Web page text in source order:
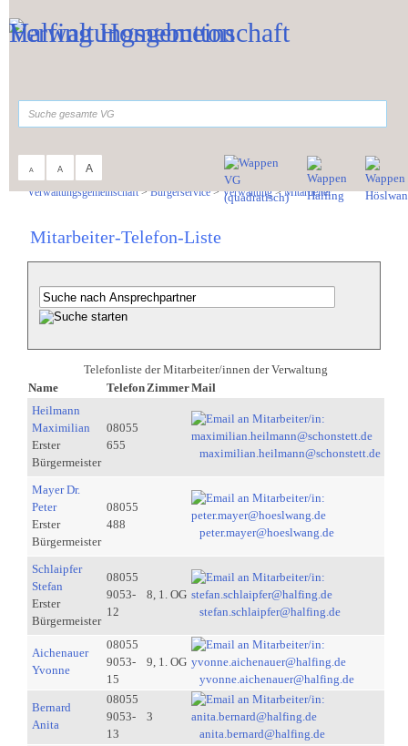
A A A
Verwaltungsgemeinschaft>Bürgerservice>Verwaltung>Mitarbeiter
Mitarbeiter-Telefon-Liste
Telefonliste der Mitarbeiter/innen der Verwaltung
Name
Telefon ZimmerMail
Heilmann
Maximilian
Erster
Bürgermeister
08055
655
maximilian.heilmann@schonstett.de
Mayer Dr.
Peter
Erster
Bürgermeister
08055
488
peter.mayer@hoeslwang.de
Schlaipfer
Stefan
Erster
Bürgermeister
08055
9053-
12
8, 1. OG
stefan.schlaipfer@halfing.de
Aichenauer
Yvonne
08055
9053-
15
9, 1. OG
yvonne.aichenauer@halfing.de
Bernard
Anita
08055
9053-
13
3
anita.bernard@halfing.de